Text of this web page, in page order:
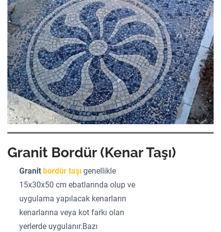
Granit Bordür (Kenar Taşı)
Granitbordür taşı genellikle
15x30x50 cm ebatlarında olup ve
uygulama yapılacak kenarların
kenarlarına veya kot farkı olan
yerlerde uygulanır.Bazı